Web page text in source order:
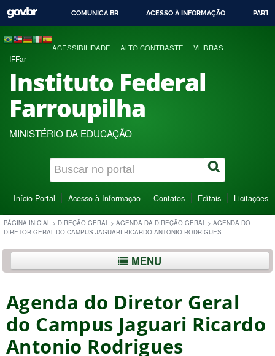
COMUNICA BR ACESSO À INFORMAÇÃO
ACESSIBILIDADE ALTO CONTRASTE VLIBRAS
IFFar
Instituto Federal
Farroupilha
MINISTÉRIO DA EDUCAÇÃO
Início Portal Acesso à Informação Contatos Editais Licitações
PÁGINA INICIAL > DIREÇÃO GERAL > AGENDA DA DIREÇÃO GERAL > AGENDA DO
DIRETOR GERAL DO CAMPUS JAGUARI RICARDO ANTONIO RODRIGUES
MENU
Agenda do Diretor Geral
do Campus Jaguari Ricardo
Antonio Rodrigues